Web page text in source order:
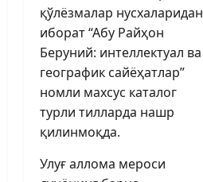
қўлёзмалар нусхаларидан
иборат “Абу Райҳон
Беруний: интеллектуал ва
географик сайёҳатлар”
номли махсус каталог
турли тилларда нашр
қилинмоқда.
Улуғ аллома мероси